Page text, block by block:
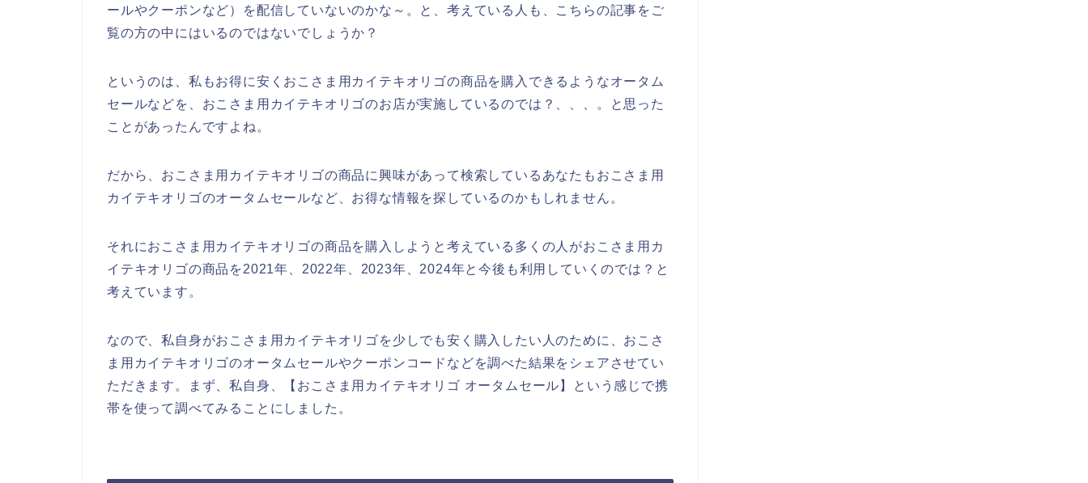
ールやクーポンなど）を配信していないのかな～。と、考えている人も、こちらの記事をご
覧の方の中にはいるのではないでしょうか？
というのは、私もお得に安くおこさま用カイテキオリゴの商品を購入できるようなオータム
セールなどを、おこさま用カイテキオリゴのお店が実施しているのでは？、、、。と思った
ことがあったんですよね。
だから、おこさま用カイテキオリゴの商品に興味があって検索しているあなたもおこさま用
カイテキオリゴのオータムセールなど、お得な情報を探しているのかもしれません。
それにおこさま用カイテキオリゴの商品を購入しようと考えている多くの人がおこさま用カ
イテキオリゴの商品を2021年、2022年、2023年、2024年と今後も利用していくのでは？と
考えています。
なので、私自身がおこさま用カイテキオリゴを少しでも安く購入したい人のために、おこさ
ま用カイテキオリゴのオータムセールやクーポンコードなどを調べた結果をシェアさせてい
ただきます。まず、私自身、【おこさま用カイテキオリゴ オータムセール】という感じで携
帯を使って調べてみることにしました。